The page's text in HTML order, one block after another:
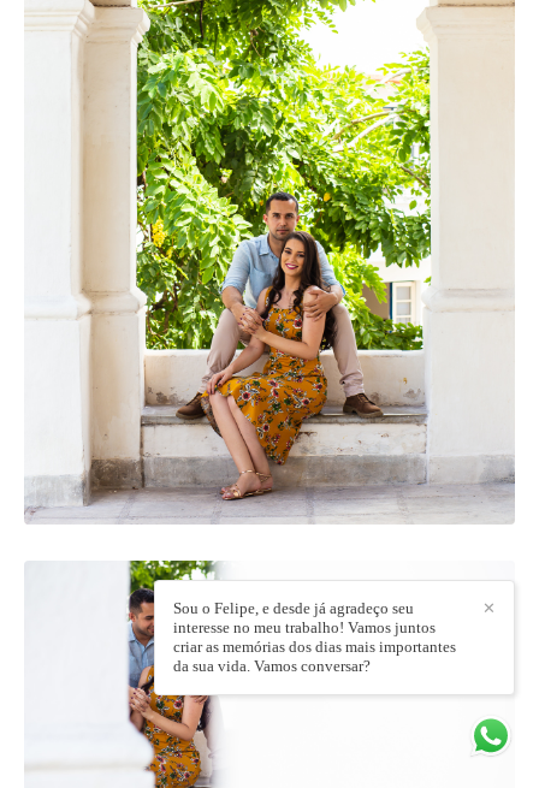
✕
Sou o Felipe, e desde já agradeço seu
interesse no meu trabalho! Vamos juntos
criar as memórias dos dias mais importantes
da sua vida. Vamos conversar?